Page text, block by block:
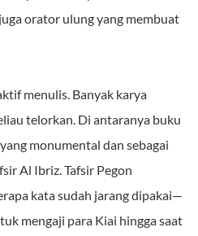
orator ulung yang membuat
menulis. Banyak karya
telorkan. Di antaranya buku
monumental dan sebagai
Al Ibriz. Tafsir Pegon
kata sudah jarang dipakai—
mengaji para Kiai hingga saat